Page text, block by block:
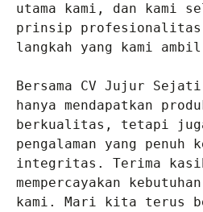
utama kami, dan kami
prinsip profesionalitas
langkah yang kami
Bersama CV Jujur
hanya mendapatkan
berkualitas, tetapi
pengalaman yang penuh
integritas. Terima
mempercayakan
kami. Mari kita terus